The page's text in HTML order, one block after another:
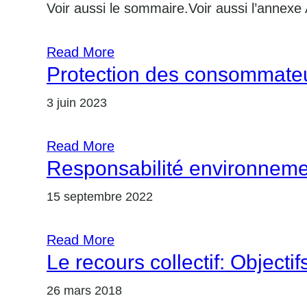
Voir aussi le sommaire.Voir aussi l’annexe
Read More
Protection des
3 juin 2023
Read More
Responsabilité
15 septembre 2022
Read More
Le recours collectif:
26 mars 2018